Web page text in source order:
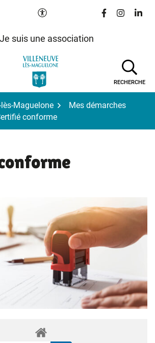
Paramètres d'accessibilité
Lien vers le
Lien vers
Lien
Je suis une association
RECHERCHE
Maguelone
Mes démarches
conforme